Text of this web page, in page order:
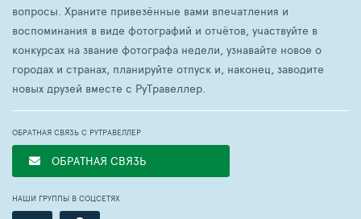
вопросы. Храните привезённые вами впечатления и
воспоминания в виде фотографий и отчётов, участвуйте в
конкурсах на звание фотографа недели, узнавайте новое о
городах и странах, планируйте отпуск и, наконец, заводите
новых друзей вместе с РуТравеллер.
ОБРАТНАЯ СВЯЗЬ С РУТРАВЕЛЛЕР
ОБРАТНАЯ СВЯЗЬ
НАШИ ГРУППЫ В СОЦСЕТЯХ